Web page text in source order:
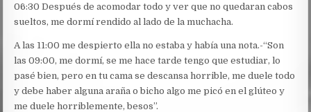
06:30 Después de acomodar todo y ver que no quedaran cabos
sueltos, me dormí rendido al lado de la muchacha.
A las 11:00 me despierto ella no estaba y había una nota.-“Son
las 09:00, me dormí, se me hace tarde tengo que estudiar, lo
pasé bien, pero en tu cama se descansa horrible, me duele todo
y debe haber alguna araña o bicho algo me picó en el glúteo y
me duele horriblemente, besos”.